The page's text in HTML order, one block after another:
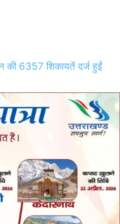
की 6357 शिकायतें दर्ज हुईं